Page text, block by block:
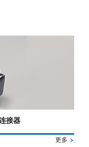
接器
更多